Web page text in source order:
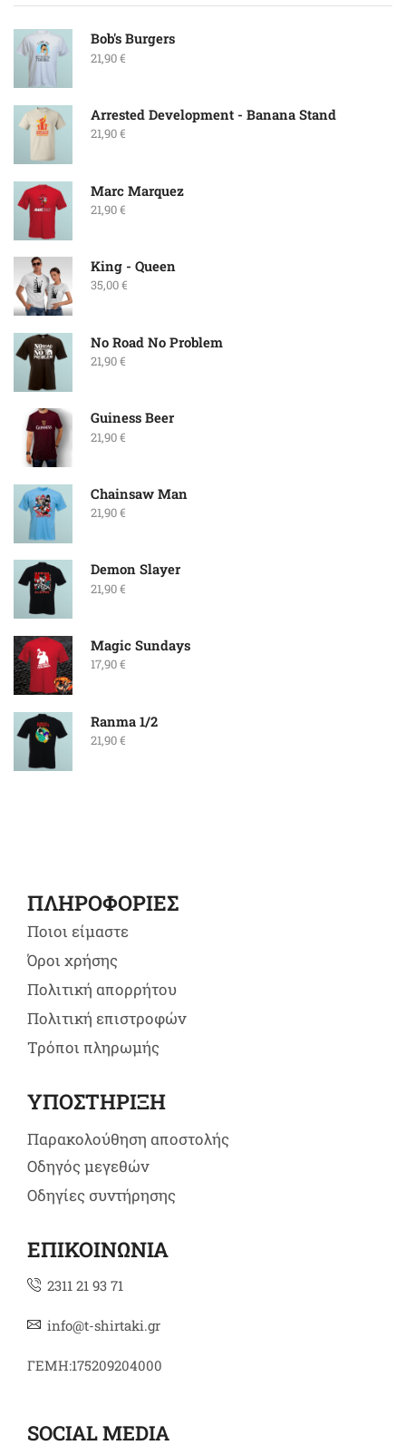
Bob's Burgers
21,90€
Arrested Development - Banana Stand
21,90€
Marc Marquez
21,90€
King - Queen
35,00€
No Road No Problem
21,90€
Guiness Beer
21,90€
Chainsaw Man
21,90€
Demon Slayer
21,90€
Magic Sundays
17,90€
Ranma 1/2
21,90€
ΠΛΗΡΟΦΟΡΙΕΣ
Ποιοι είμαστε
Όροι χρήσης
Πολιτική απορρήτου
Πολιτική επιστροφών
Τρόποι πληρωμής
ΥΠΟΣΤΗΡΙΞΗ
Παρακολούθηση αποστολής
Οδηγός μεγεθών
Οδηγίες συντήρησης
ΕΠΙΚΟΙΝΩΝΙΑ
2311 21 93 71
info@t-shirtaki.gr
ΓΕΜΗ:175209204000
SOCIAL MEDIA